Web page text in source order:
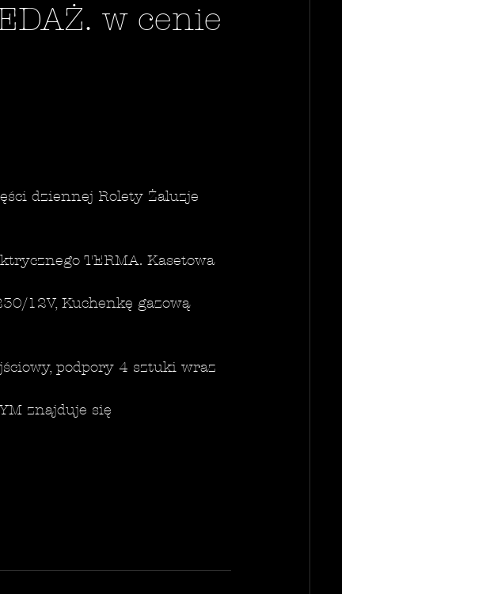
w cenie
dziennej Rolety Żaluzje
TERMA. Kasetowa
12V, Kuchenkę gazową
podpory 4 sztuki wraz
znajduje się